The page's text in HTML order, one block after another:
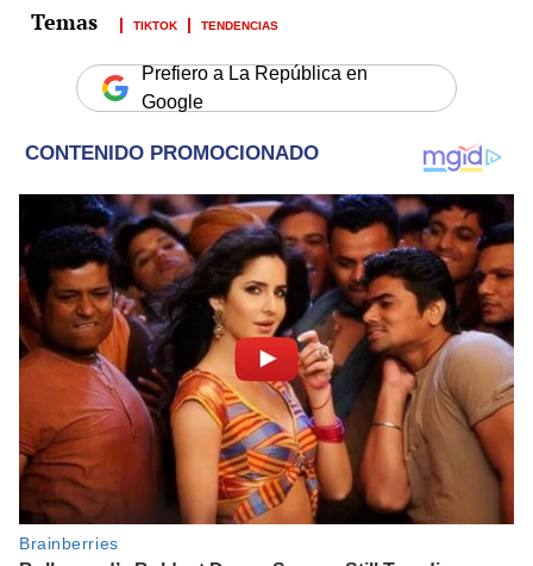
TIKTOK TENDENCIAS
Prefiero a La República en
Google